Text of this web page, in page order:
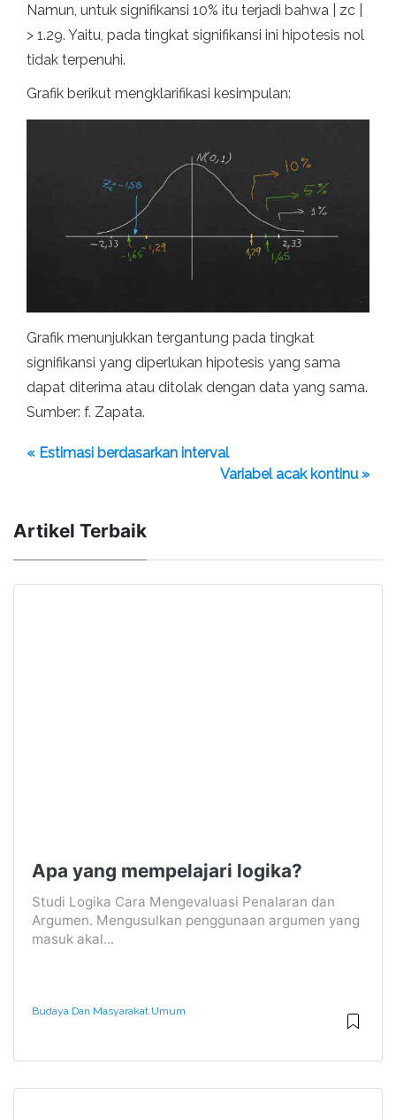
Namun, untuk signifikansi 10% itu terjadi bahwa | zc |
> 1.29. Yaitu, pada tingkat signifikansi ini hipotesis nol
tidak terpenuhi.
Grafik berikut mengklarifikasi kesimpulan:
Grafik menunjukkan tergantung pada tingkat
signifikansi yang diperlukan hipotesis yang sama
dapat diterima atau ditolak dengan data yang sama.
Sumber: f. Zapata.
« Estimasi berdasarkan interval
Variabel acak kontinu »
Artikel Terbaik
Apa yang mempelajari logika?
Studi Logika Cara Mengevaluasi Penalaran dan
Argumen. Mengusulkan penggunaan argumen yang
masuk akal...
Budaya Dan Masyarakat Umum